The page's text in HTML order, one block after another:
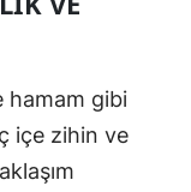
hamam gibi
içe zihin ve